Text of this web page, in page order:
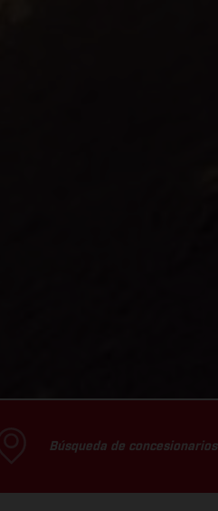
Búsqueda de concesionarios